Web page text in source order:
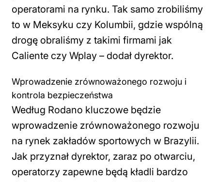
operatorami na rynku. Tak samo zrobiliśmy
to w Meksyku czy Kolumbii, gdzie wspólną
drogę obraliśmy z takimi firmami jak
Caliente czy Wplay – dodał dyrektor.
Wprowadzenie zrównoważonego rozwoju i
kontrola bezpieczeństwa
Według Rodano kluczowe będzie
wprowadzenie zrównoważonego rozwoju
na rynek zakładów sportowych w Brazylii.
Jak przyznał dyrektor, zaraz po otwarciu,
operatorzy zapewne będą kładli bardzo